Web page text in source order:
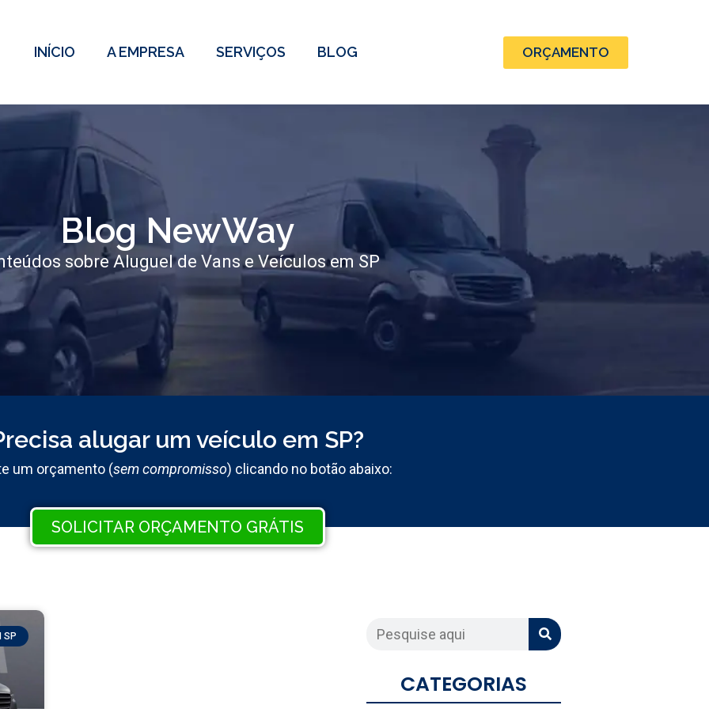
INÍCIO A EMPRESA SERVIÇOS BLOG ORÇAMENTO
Blog NewWay
sobre Aluguel de Vans e Veículos em SP
alugar um veículo em SP?
um orçamento (sem compromisso) clicando no botão abaixo:
SOLICITAR ORÇAMENTO GRÁTIS
SP
CATEGORIAS